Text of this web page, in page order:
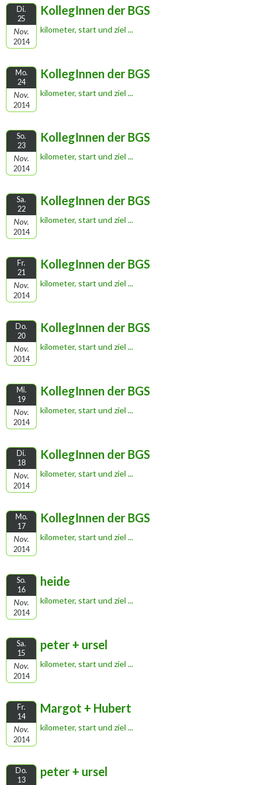
Di.
25
Nov.
2014
KollegInnen der BGS
kilometer, start und ziel ...
Mo.
24
Nov.
2014
KollegInnen der BGS
kilometer, start und ziel ...
So.
23
Nov.
2014
KollegInnen der BGS
kilometer, start und ziel ...
Sa.
22
Nov.
2014
KollegInnen der BGS
kilometer, start und ziel ...
Fr.
21
Nov.
2014
KollegInnen der BGS
kilometer, start und ziel ...
Do.
20
Nov.
2014
KollegInnen der BGS
kilometer, start und ziel ...
Mi.
19
Nov.
2014
KollegInnen der BGS
kilometer, start und ziel ...
Di.
18
Nov.
2014
KollegInnen der BGS
kilometer, start und ziel ...
Mo.
17
Nov.
2014
KollegInnen der BGS
kilometer, start und ziel ...
So.
16
Nov.
2014
heide
kilometer, start und ziel ...
Sa.
15
Nov.
2014
peter + ursel
kilometer, start und ziel ...
Fr.
14
Nov.
2014
Margot + Hubert
kilometer, start und ziel ...
Do.
13
peter + ursel